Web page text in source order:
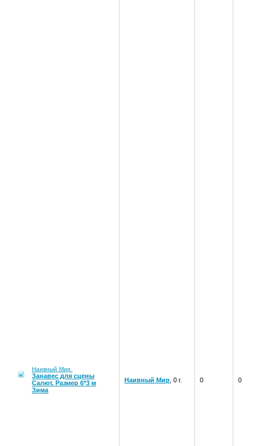
Наивный Мир
Занавес для сцены
Салют. Размер 6*3 м
Зима
Наивный Мир , 0 г. 0 0